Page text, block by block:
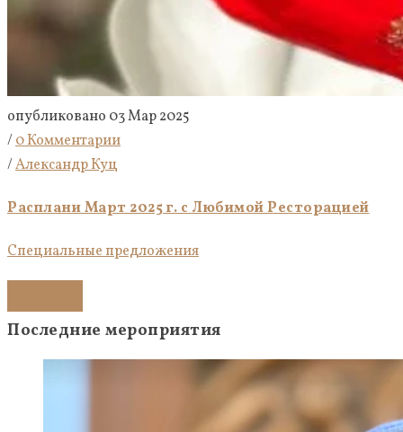
опубликовано 03 Мар 2025
/0 Комментарии
/Александр Куц
Расплани Март 2025 г. с Любимой Ресторацией
Специальные предложения
Последние мероприятия